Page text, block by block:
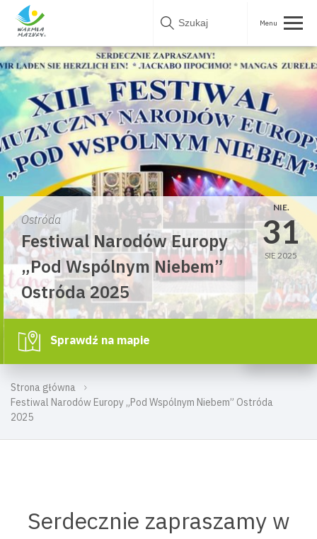
Skip
Strona główna
Festiwal Narodów Europy „Pod Wspólnym Niebem” Ostróda
2025
Ostróda
Festiwal Narodów Europy
„Pod Wspólnym Niebem”
Ostróda 2025
NIE.
31
SIE 2025
Sprawdź na mapie
Serdecznie zapraszamy w